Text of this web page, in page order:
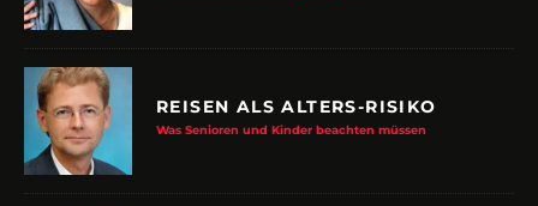
REISEN ALS ALTERS-RISIKO
Was Senioren und Kinder beachten müssen